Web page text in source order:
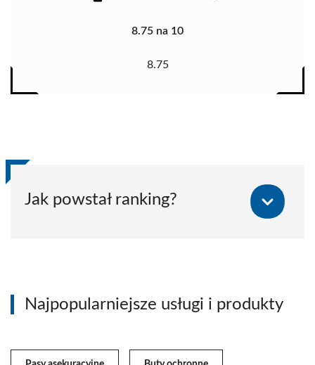
8.75 na 10
8.75
Jak powstał ranking?
Najpopularniejsze usługi i produkty